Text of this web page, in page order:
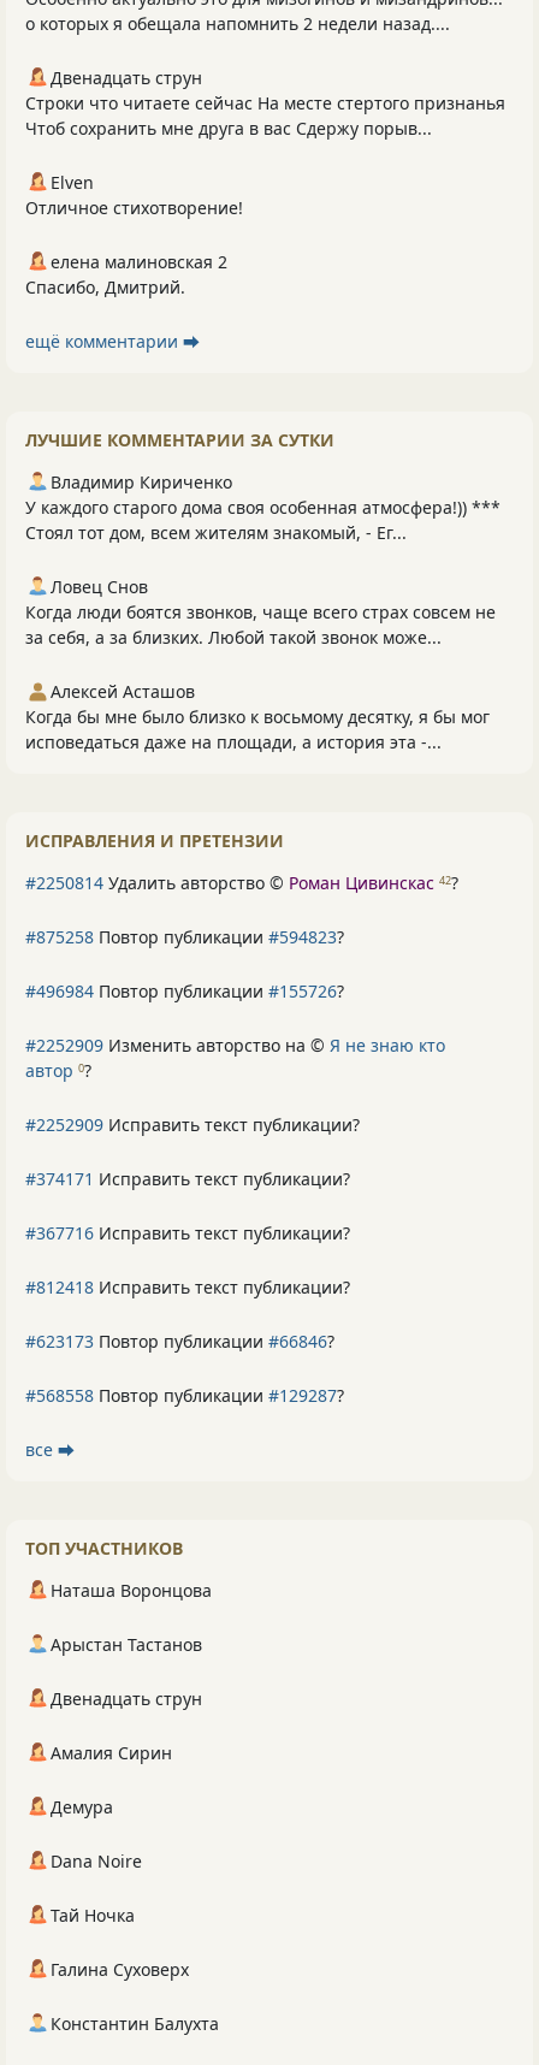
о которых я обещала напомнить 2 недели назад....
Двенадцать струн
Строки что читаете сейчас На месте стертого признанья
Чтоб сохранить мне друга в вас Сдержу порыв...
Elven
Отличное стихотворение!
елена малиновская 2
Спасибо, Дмитрий.
ещё комментарии ⮕
ЛУЧШИЕ КОММЕНТАРИИ ЗА СУТКИ
Владимир Кириченко
У каждого старого дома своя особенная атмосфера!)) ***
Стоял тот дом, всем жителям знакомый, - Ег...
Ловец Снов
Когда люди боятся звонков, чаще всего страх совсем не
за себя, а за близких. Любой такой звонок може...
Алексей Асташов
Когда бы мне было близко к восьмому десятку, я бы мог
исповедаться даже на площади, а история эта -...
ИСПРАВЛЕНИЯ И ПРЕТЕНЗИИ
#2250814 Удалить авторство © Роман Цивинскас 42?
#875258 Повтор публикации #594823?
#496984 Повтор публикации #155726?
#2252909 Изменить авторство на © Я не знаю кто
автор 0?
#2252909 Исправить текст публикации?
#374171 Исправить текст публикации?
#367716 Исправить текст публикации?
#812418 Исправить текст публикации?
#623173 Повтор публикации #66846?
#568558 Повтор публикации #129287?
все ⮕
ТОП УЧАСТНИКОВ
Наташа Воронцова
Арыстан Тастанов
Двенадцать струн
Амалия Сирин
Демура
Dana Noire
Тай Ночка
Галина Суховерх
Константин Балухта